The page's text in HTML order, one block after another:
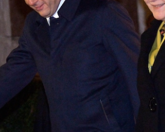
2026